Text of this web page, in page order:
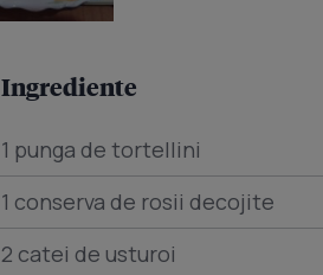
Ingrediente
1 punga de tortellini
1 conserva de rosii decojite
2 catei de usturoi